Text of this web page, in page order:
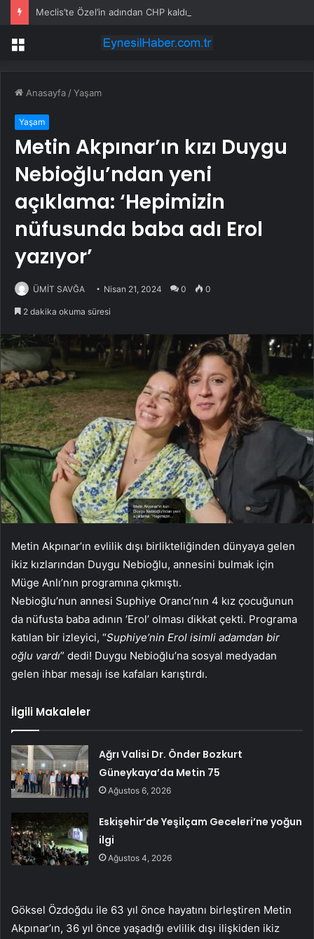
Meclis’te Özel’in adından CHP kaldırıldı
Menü
Anasayfa /Yaşam
Yaşam
Metin Akpınar’ın kızı Duygu
Nebioğlu’ndan yeni
açıklama: ‘Hepimizin
nüfusunda baba adı Erol
yazıyor’
ÜMİT SAVĞA Nisan 21, 2024 0 0
2 dakika okuma süresi
Metin Akpınar’ın evlilik dışı birlikteliğinden dünyaya gelen
ikiz kızlarından Duygu Nebioğlu, annesini bulmak için
Müge Anlı’nın programına çıkmıştı.
Nebioğlu’nun annesi Suphiye Orancı’nın 4 kız çocuğunun
da nüfusta baba adının ‘Erol’ olması dikkat çekti. Programa
katılan bir izleyici, “Suphiye’nin Erol isimli adamdan bir
oğlu vardı” dedi! Duygu Nebioğlu’na sosyal medyadan
gelen ihbar mesajı ise kafaları karıştırdı.
İlgili Makaleler
Ağrı Valisi Dr. Önder Bozkurt
Güneykaya’da Metin 75
Ağustos 6, 2026
Eskişehir’de Yeşilçam Geceleri’ne yoğun
ilgi
Ağustos 4, 2026
Göksel Özdoğdu ile 63 yıl önce hayatını birleştiren Metin
Akpınar’ın, 36 yıl önce yaşadığı evlilik dışı ilişkiden ikiz